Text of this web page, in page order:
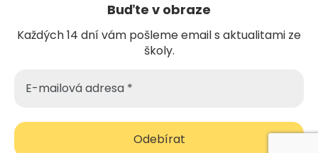
Buďte v obraze
Každých 14 dní vám pošleme email s aktualitami ze
školy.
mailová
*
Školská rada
Copyright © 2026 ZŠ Koryčanské Paseky